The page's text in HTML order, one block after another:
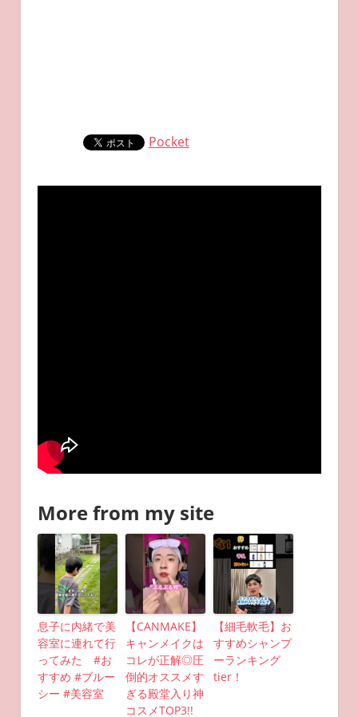
Pocket
More from my site
息子に内緒で美
容室に連れて行
ってみた #お
すすめ #ブルー
シー #美容室
【CANMAKE】
キャンメイクは
コレが正解◎圧
倒的オススメす
ぎる殿堂入り神
コスメTOP3!!
【細毛軟毛】お
すすめシャンプ
ーランキング
tier！